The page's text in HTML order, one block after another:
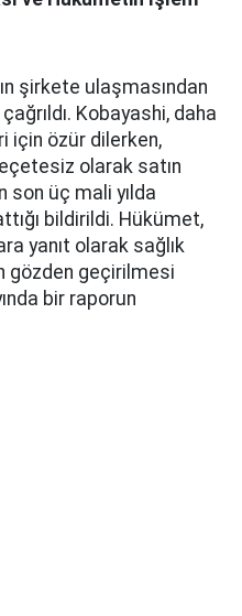
şirkete ulaşmasından
Kobayashi, daha
için özür dilerken,
olarak satın
son üç mali yılda
bildirildi. Hükümet,
yanıt olarak sağlık
gözden geçirilmesi
bir raporun